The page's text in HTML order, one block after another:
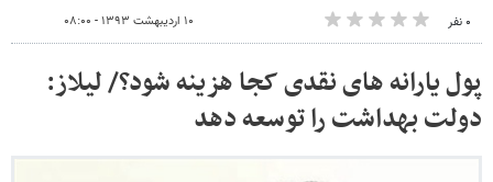
۰ نفر ۱۰ اردیبهشت ۱۳۹۳ - ۰۸:۰۰
پول یارانه های نقدی کجا هزینه شود؟/ لیلاز:
دولت بهداشت را توسعه دهد